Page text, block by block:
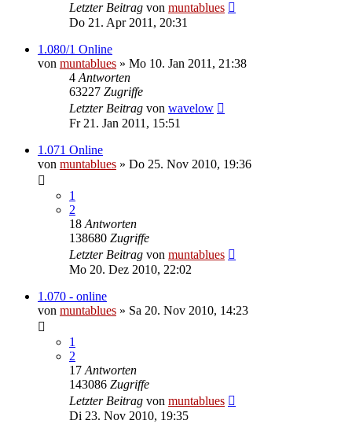
Letzter Beitrag von muntablues
Do 21. Apr 2011, 20:31
1.080/1 Online
von muntablues » Mo 10. Jan 2011, 21:38
4 Antworten
63227 Zugriffe
Letzter Beitrag von wavelow
Fr 21. Jan 2011, 15:51
1.071 Online
von muntablues » Do 25. Nov 2010, 19:36
1
2
18 Antworten
138680 Zugriffe
Letzter Beitrag von muntablues
Mo 20. Dez 2010, 22:02
1.070 - online
von muntablues » Sa 20. Nov 2010, 14:23
1
2
17 Antworten
143086 Zugriffe
Letzter Beitrag von muntablues
Di 23. Nov 2010, 19:35